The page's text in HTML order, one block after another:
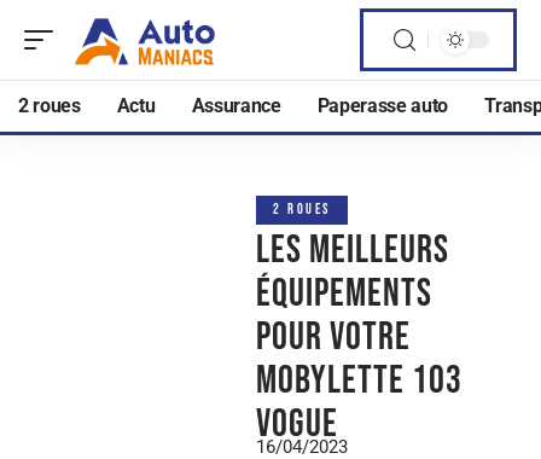
2 roues Actu Assurance Paperasse auto
2 ROUES
Les meilleurs
équipements
pour votre
mobylette 103
Vogue
16/04/2023